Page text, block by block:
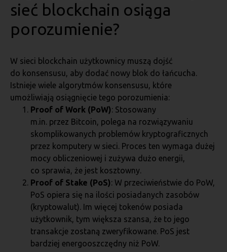
sieć blockchain osiąga
porozumienie?
W sieci blockchain użytkownicy muszą dojść
do konsensusu, aby dodać nowy blok do łańcucha.
Istnieje wiele algorytmów konsensusu, które
umożliwiają osiągnięcie tego porozumienia:
Proof of Work (PoW): Stosowany
m.in. przez Bitcoin, polega na rozwiązywaniu
skomplikowanych problemów kryptograficznych
przez komputery w sieci. Proces ten wymaga dużej
mocy obliczeniowej i zużywa dużo energii,
co sprawia, że jest kosztowny.
Proof of Stake (PoS): W przeciwieństwie do PoW,
PoS opiera się na ilości posiadanych zasobów
(kryptowalut). Im więcej tokenów posiada
użytkownik, tym większa szansa, że to jego
transakcje zostaną zweryfikowane. PoS jest
bardziej energooszczędny niż PoW.